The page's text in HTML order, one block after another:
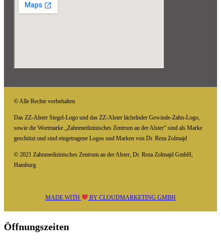
© Alle Rechte vorbehalten
Das ZZ-Alster Siegel-Logo und das ZZ-Alster lächelnder Gewinde-Zahn-Logo,
sowie die Wortmarke „Zahnmedizinisches Zentrum an der Alster“ sind als Marke
geschützt und sind eingetragene Logos und Marken von Dr. Reza Zolmajd
© 2021 Zahnmedizinisches Zentrum an der Alster, Dr. Reza Zolmajd GmbH,
Hamburg
MADE WITH BYCLOUDMARKETING GMBH
Öffnungszeiten